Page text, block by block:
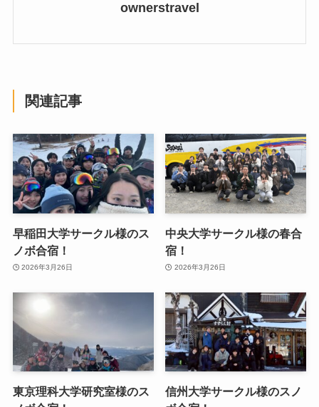
ownerstravel
関連記事
早稲田大学サークル様のス
ノボ合宿！
2026年3月26日
中央大学サークル様の春合
宿！
2026年3月26日
東京理科大学研究室様のス
信州大学サークル様のスノ